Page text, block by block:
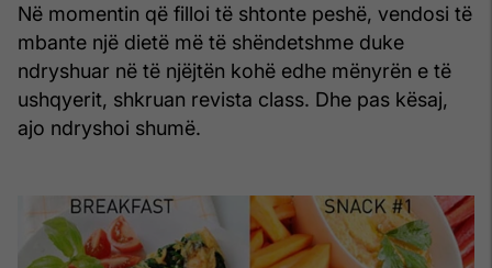
Në momentin që filloi të shtonte peshë, vendosi të
mbante një dietë më të shëndetshme duke
ndryshuar në të njëjtën kohë edhe mënyrën e të
ushqyerit, shkruan revista class. Dhe pas kësaj,
ajo ndryshoi shumë.